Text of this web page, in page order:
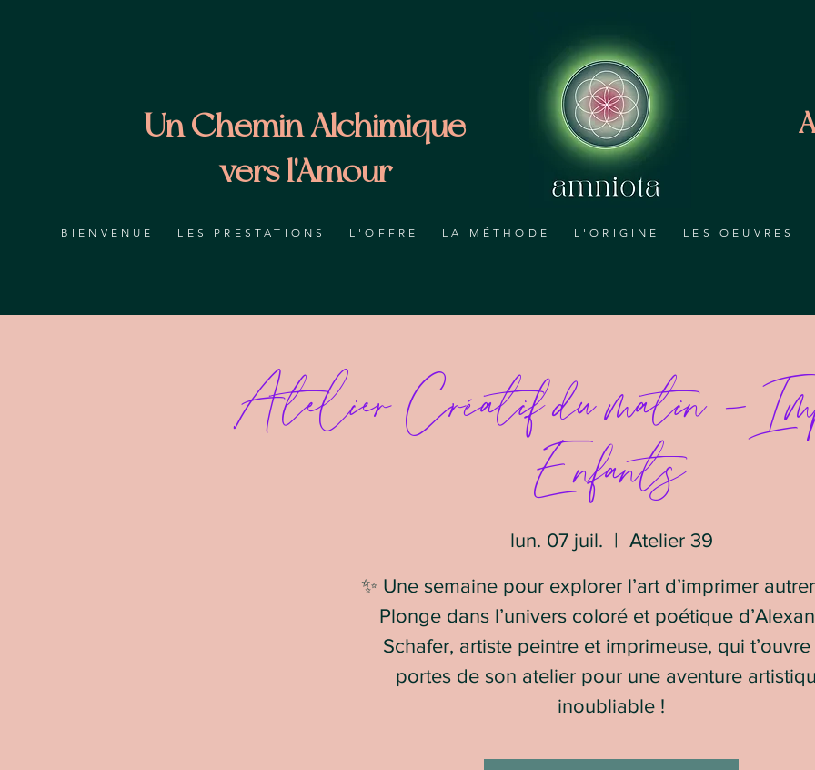
Un Chemin Alchimique
vers l'Amour
BIENVENUE LES PRESTATIONS L'OFFRE LA MÉTHODE L'ORIGINE LES OEUVRES
Atelier Créatif du matin -
Enfants
lun. 07 juil.
  |
Atelier 39
✨ Une semaine pour explorer l’art d’imprimer
Plonge dans l’univers coloré et poétique
Schafer, artiste peintre et imprimeuse, qui t’ouvre
portes de son atelier pour une aventure
inoubliable !